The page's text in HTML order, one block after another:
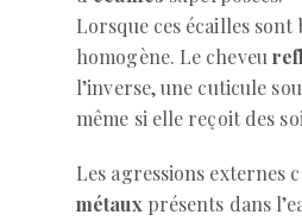
Lorsque ces écailles
homogène. Le cheveu
l’inverse, une cuticule
même si elle reçoit des
Les agressions externes
métauxprésents dans